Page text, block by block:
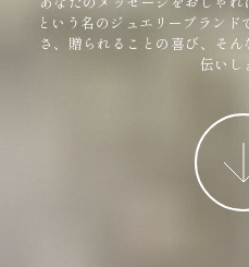
という名のジュエリーブランド
さ、贈られることの喜び、そ
伝いし